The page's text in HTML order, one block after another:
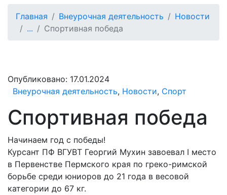
Главная Внеурочная деятельность
Новости
...
Спортивная победа
Опубликовано: 17.01.2024
Внеурочная деятельность, Новости, Спорт
Спортивная победа
Начинаем год с победы!
Курсант ПФ ВГУВТ Георгий Мухин завоевал I место
в Первенстве Пермского края по греко-римской
борьбе среди юниоров до 21 года в весовой
категории до 67 кг.